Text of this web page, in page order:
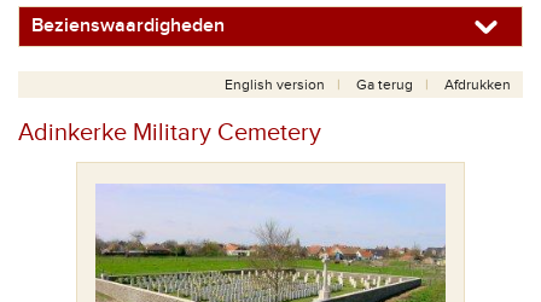
Bezienswaardigheden
English version Ga terug Afdrukken
Adinkerke Military Cemetery